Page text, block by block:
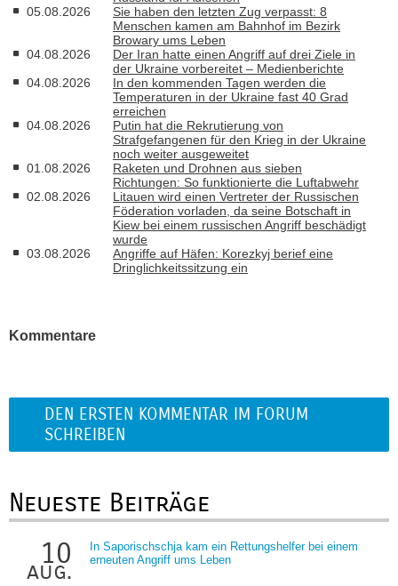
05.08.2026
Sie haben den letzten Zug verpasst: 8
Menschen kamen am Bahnhof im Bezirk
Browary ums Leben
04.08.2026
Der Iran hatte einen Angriff auf drei Ziele in
der Ukraine vorbereitet – Medienberichte
04.08.2026
In den kommenden Tagen werden die
Temperaturen in der Ukraine fast 40 Grad
erreichen
04.08.2026
Putin hat die Rekrutierung von
Strafgefangenen für den Krieg in der Ukraine
noch weiter ausgeweitet
01.08.2026
Raketen und Drohnen aus sieben
Richtungen: So funktionierte die Luftabwehr
02.08.2026
Litauen wird einen Vertreter der Russischen
Föderation vorladen, da seine Botschaft in
Kiew bei einem russischen Angriff beschädigt
wurde
03.08.2026
Angriffe auf Häfen: Korezkyj berief eine
Dringlichkeitssitzung ein
Kommentare
DEN ERSTEN KOMMENTAR IM FORUM
SCHREIBEN
Neueste Beiträge
10
aug.
In Saporischschja kam ein Rettungshelfer bei einem
erneuten Angriff ums Leben